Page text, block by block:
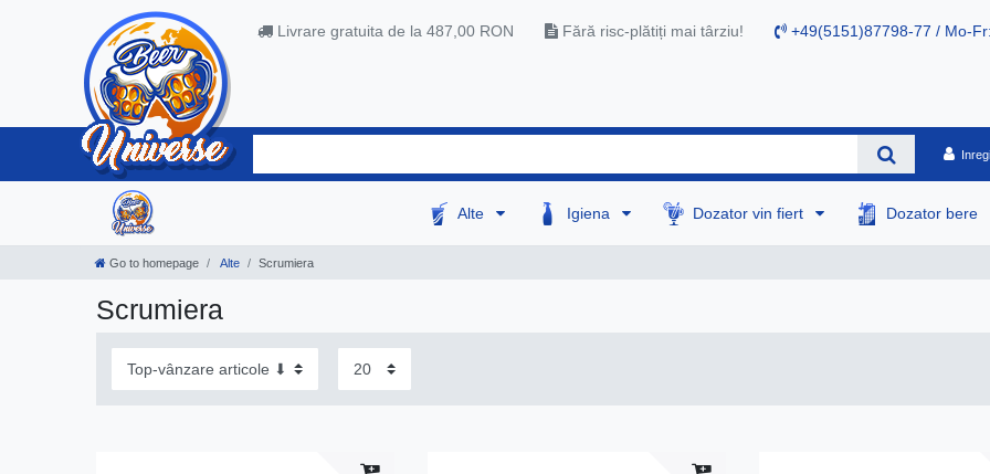
Livrare gratuita de la 487,00 RON Fără risc-plătiți mai târziu! +49(5151)87798-77 / Mo-
Alte Igiena Dozator vin fiert Dozator bere
Go to homepage Alte Scrumiera
Scrumiera